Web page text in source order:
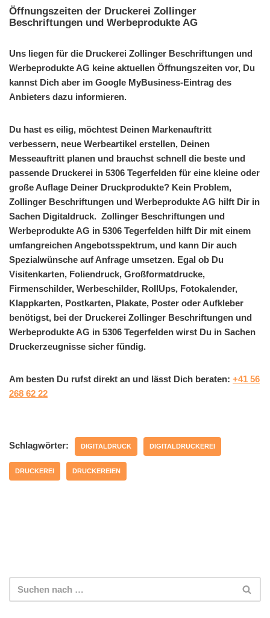
Öffnungszeiten der Druckerei Zollinger
Beschriftungen und Werbeprodukte AG
Uns liegen für die Druckerei Zollinger Beschriftungen und
Werbeprodukte AG keine aktuellen Öffnungszeiten vor, Du
kannst Dich aber im Google MyBusiness-Eintrag des
Anbieters dazu informieren.
Du hast es eilig, möchtest Deinen Markenauftritt
verbessern, neue Werbeartikel erstellen, Deinen
Messeauftritt planen und brauchst schnell die beste und
passende Druckerei in 5306 Tegerfelden für eine kleine oder
große Auflage Deiner Druckprodukte? Kein Problem,
Zollinger Beschriftungen und Werbeprodukte AG hilft Dir in
Sachen Digitaldruck. Zollinger Beschriftungen und
Werbeprodukte AG in 5306 Tegerfelden hilft Dir mit einem
umfangreichen Angebotsspektrum, und kann Dir auch
Spezialwünsche auf Anfrage umsetzen. Egal ob Du
Visitenkarten, Foliendruck, Großformatdrucke,
Firmenschilder, Werbeschilder, RollUps, Fotokalender,
Klappkarten, Postkarten, Plakate, Poster oder Aufkleber
benötigst, bei der Druckerei Zollinger Beschriftungen und
Werbeprodukte AG in 5306 Tegerfelden wirst Du in Sachen
Druckerzeugnisse sicher fündig.
Am besten Du rufst direkt an und lässt Dich beraten: +41 56
268 62 22
Schlagwörter: DIGITALDRUCK DIGITALDRUCKEREI
DRUCKEREI DRUCKEREIEN